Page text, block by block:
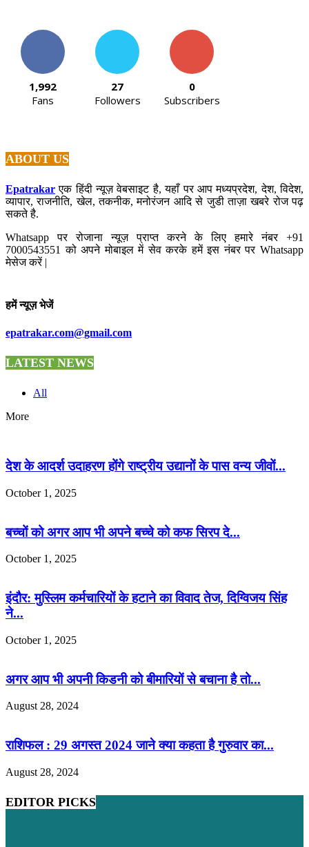
1,992
Fans
27
Followers
0
Subscribers
ABOUT US
Epatrakar एक हिंदी न्यूज़ वेबसाइट है, यहाँ पर आप मध्यप्रदेश, देश, विदेश,
व्यापार, राजनीति, खेल, तकनीक, मनोरंजन आदि से जुडी ताज़ा खबरे रोज पढ़
सकते है.
Whatsapp पर रोजाना न्यूज़ प्राप्त करने के लिए हमारे नंबर +91
7000543551 को अपने मोबाइल में सेव करके हमें इस नंबर पर Whatsapp
मेसेज करें |
हमें न्यूज़ भेजें
epatrakar.com@gmail.com
LATEST NEWS
All
More
देश के आदर्श उदाहरण होंगे राष्ट्रीय उद्यानों के पास वन्य जीवों...
October 1, 2025
बच्चों को अगर आप भी अपने बच्चे को कफ सिरप दे...
October 1, 2025
इंदौर: मुस्लिम कर्मचारियों के हटाने का विवाद तेज, दिग्विजय सिंह
ने...
October 1, 2025
अगर आप भी अपनी किडनी को बीमारियों से बचाना है तो...
August 28, 2024
राशिफल : 29 अगस्त 2024 जाने क्या कहता है गुरुवार का...
August 28, 2024
EDITOR PICKS